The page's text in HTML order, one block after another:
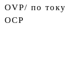
OVP/ по току
OCP